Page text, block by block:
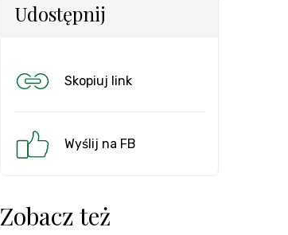
Udostępnij
Skopiuj link
Wyślij na FB
Zobacz też